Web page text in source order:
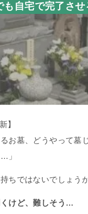
も自宅で完了させ
】
るお墓、どうやって墓
」
ちではないでしょう
けど、難しそう…